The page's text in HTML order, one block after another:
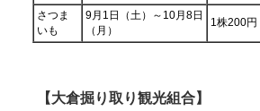
さつま
いも
9月1日（土）～10月8日
（月）
1株200円
【大倉掘り取り観光組合】